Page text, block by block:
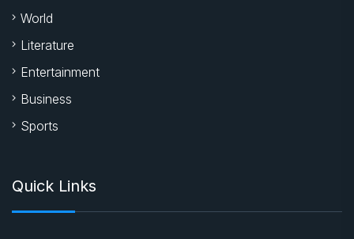
World
Literature
Entertainment
Business
Sports
Quick Links